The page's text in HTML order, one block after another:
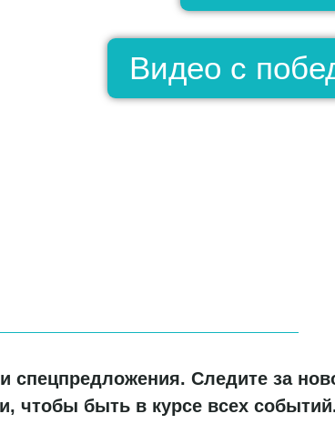
Видео с
спецпредложения. Следите за
чтобы быть в курсе всех